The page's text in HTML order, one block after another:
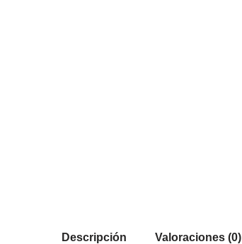
Descripción Valoraciones (0)